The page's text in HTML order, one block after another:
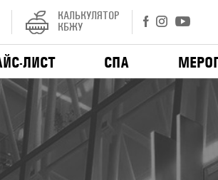
КАЛЬКУЛЯТОР
КБЖУ
ЛИСТ СПА